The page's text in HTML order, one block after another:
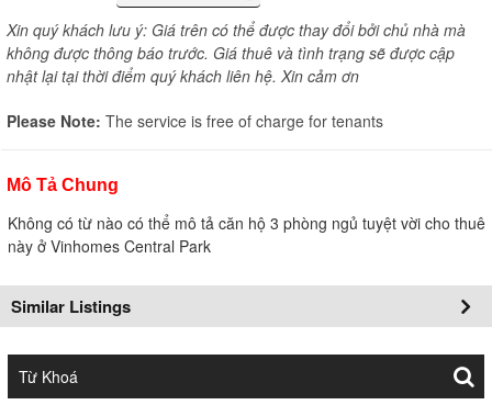
Xin quý khách lưu ý: Giá trên có thể được thay đổi bởi chủ nhà mà
không được thông báo trước. Giá thuê và tình trạng sẽ được cập
nhật lại tại thời điểm quý khách liên hệ. Xin cảm ơn
Please Note: The service is free of charge for tenants
Mô Tả Chung
Không có từ nào có thể mô tả căn hộ 3 phòng ngủ tuyệt vời cho thuê
này ở Vinhomes Central Park
Similar Listings